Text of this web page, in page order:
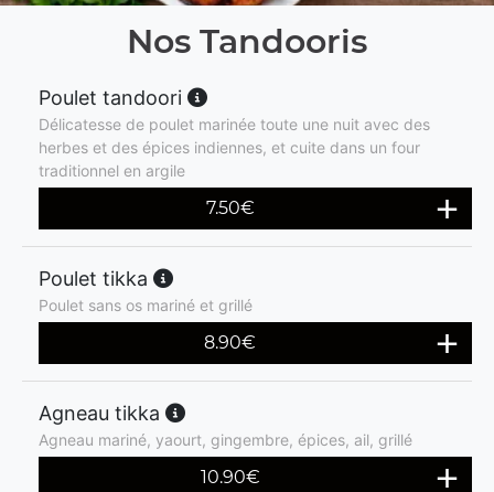
Nos Tandooris
Poulet tandoori
Délicatesse de poulet marinée toute une nuit avec des
herbes et des épices indiennes, et cuite dans un four
traditionnel en argile
7.50€
Poulet tikka
Poulet sans os mariné et grillé
8.90€
Agneau tikka
Agneau mariné, yaourt, gingembre, épices, ail, grillé
10.90€